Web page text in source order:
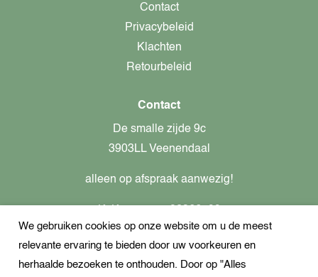
Contact
Privacybeleid
Klachten
Retourbeleid
Contact
De smalle zijde 9c
3903LL Veenendaal
alleen op afspraak aanwezig!
Btw-nummer: nl862437301B01
+31621944547
We gebruiken cookies op onze website om u de meest
relevante ervaring te bieden door uw voorkeuren en
herhaalde bezoeken te onthouden. Door op "Alles